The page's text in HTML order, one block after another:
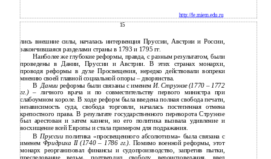
http://fe.miem.edu.ru
15
лись внешние силы, началась интервенция Пруссии, Австрии и России,
закончившаяся разделами страны в 1793 и 1795 гг.
Наиболее же глубокие реформы, правда, с разным результатом, были
проведены в Дании, Пруссии и Австрии. В этих странах монархи,
проводя реформы в духе Просвещения, нередко действовали вопреки
мнению своей главной социальной опоры – дворянства.
В Дании реформы были связаны с именем И. Струэнзе (1770 – 1772
гг.)– личного врача и по совместительству первого министра при
слабоумном короле. В ходе реформ была введена полная свобода печати,
независимость суда, свобода торговли, началась постепенная отмена
крепостного права. В результате государственного переворота Струэнзе
был арестован и затем казнен, но его политика вызвала удивление и
восхищение всей Европы и стала примером для подражания.
В Пруссииполитика «просвещенного абсолютизма» была связана с
именем Фридриха II (1740–1786 гг.). Помимо военной реформы, этот
монарх реорганизовал финансы и судопроизводство, запретив пытки,
преследование ведьм, подтвердил свободу вероисповедания, ввел